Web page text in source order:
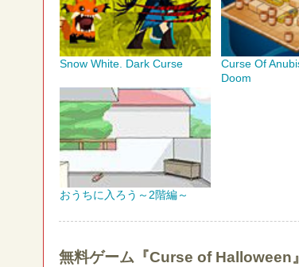
Snow White. Dark Curse
Curse Of
Doom
おうちに入ろう～2階編～
無料ゲーム『Curse of Halloween